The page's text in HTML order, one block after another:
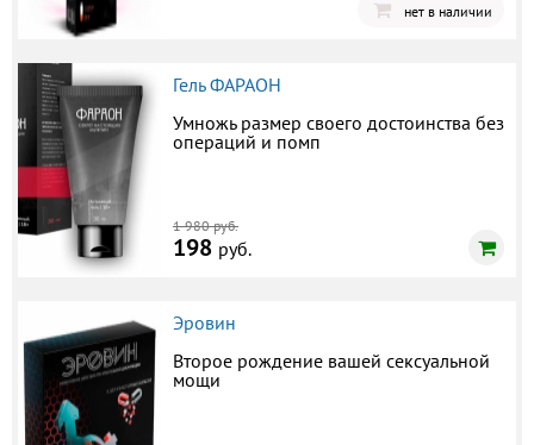
нет в наличии
Гель ФАРАОН
Умножь размер своего достоинства без
операций и помп
1 980 руб.
198 руб.
Эровин
Второе рождение вашей сексуальной
мощи